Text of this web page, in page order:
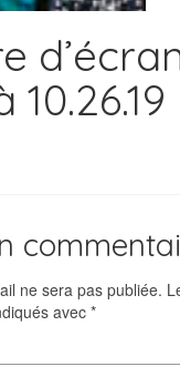
10.26.19
ne sera pas publiée.
avec *